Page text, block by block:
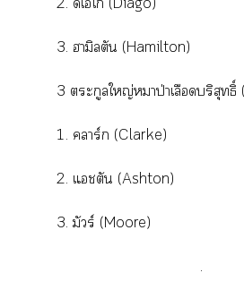
3. ฮามิลตัน (Hamilton)
3 ตระกูลใหญ่หมาป่าเลือดบริสุทธิ์
1. าร์ก (Clarke)
2. แชตัน (Ashton)
3. มัวร์ (Moore)
.